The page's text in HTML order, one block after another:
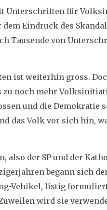
Unterschriften für
Eindruck des
Tausende von
ist weiterhin gross.
zu noch mehr
und die
das Volk vor sich hin,
der SP und der
begann sich
Vehikel, listig
wird sie